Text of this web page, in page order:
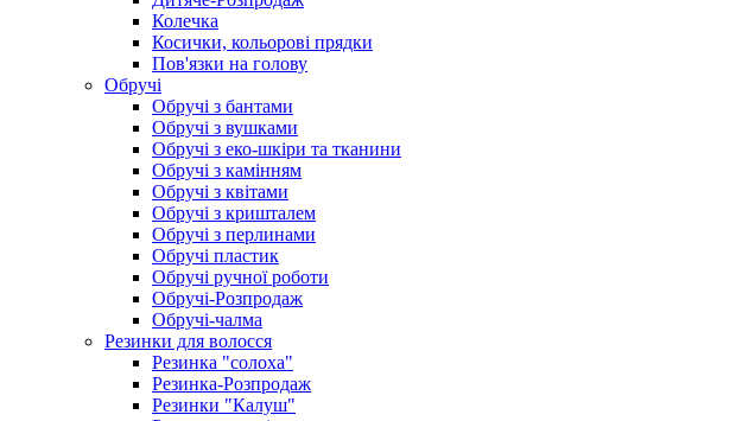
Колечка
Косички, кольорові прядки
Пов'язки на голову
Обручі
Обручі з бантами
Обручі з вушками
Обручі з еко-шкіри та тканини
Обручі з камінням
Обручі з квітами
Обручі з кришталем
Обручі з перлинами
Обручі пластик
Обручі ручної роботи
Обручі-Розпродаж
Обручі-чалма
Резинки для волосся
Резинка "солоха"
Резинка-Розпродаж
Резинки "Калуш"